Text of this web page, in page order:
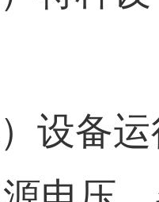
设备